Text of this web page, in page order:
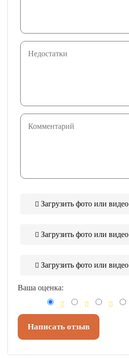
Загрузить фото или видео
Загрузить фото или видео
Загрузить фото или видео
Ваша оценка:
Написать отзыв